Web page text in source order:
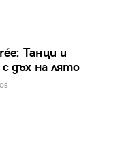
Танци и
дъх на лято